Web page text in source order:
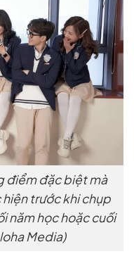
điểm đặc biệt mà
hiện trước khi chụp
năm học hoặc cuối
Media)